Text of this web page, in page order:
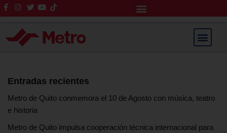
Saltar
al
Entradas recientes
Metro de Quito conmemora el 10 de Agosto con música, teatro
e historia
Metro de Quito impulsa cooperación técnica internacional para